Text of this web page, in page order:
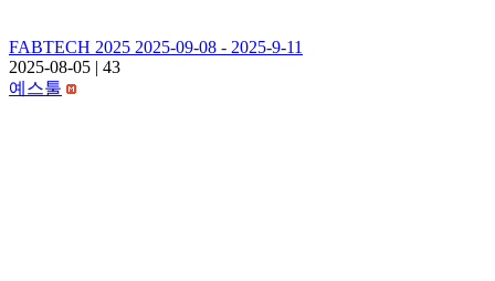
FABTECH 2025 2025-09-08 - 2025-9-11
2025-08-05 | 43
예스툴